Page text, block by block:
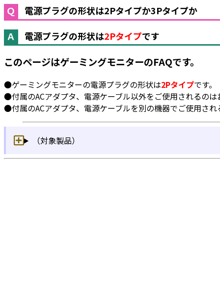
電源プラグの形状は2Pタイプか3Pタイプか
電源プラグの形状は2Pタイプです
このページはゲーミングモニターのFAQです。
●ゲーミングモニターの電源プラグの形状は2Pタイプです。
●付属のACアダプタ、電源ケーブル以外をご使用されるの
●付属のACアダプタ、電源ケーブルを別の機器でご使用さ
（対象製品）